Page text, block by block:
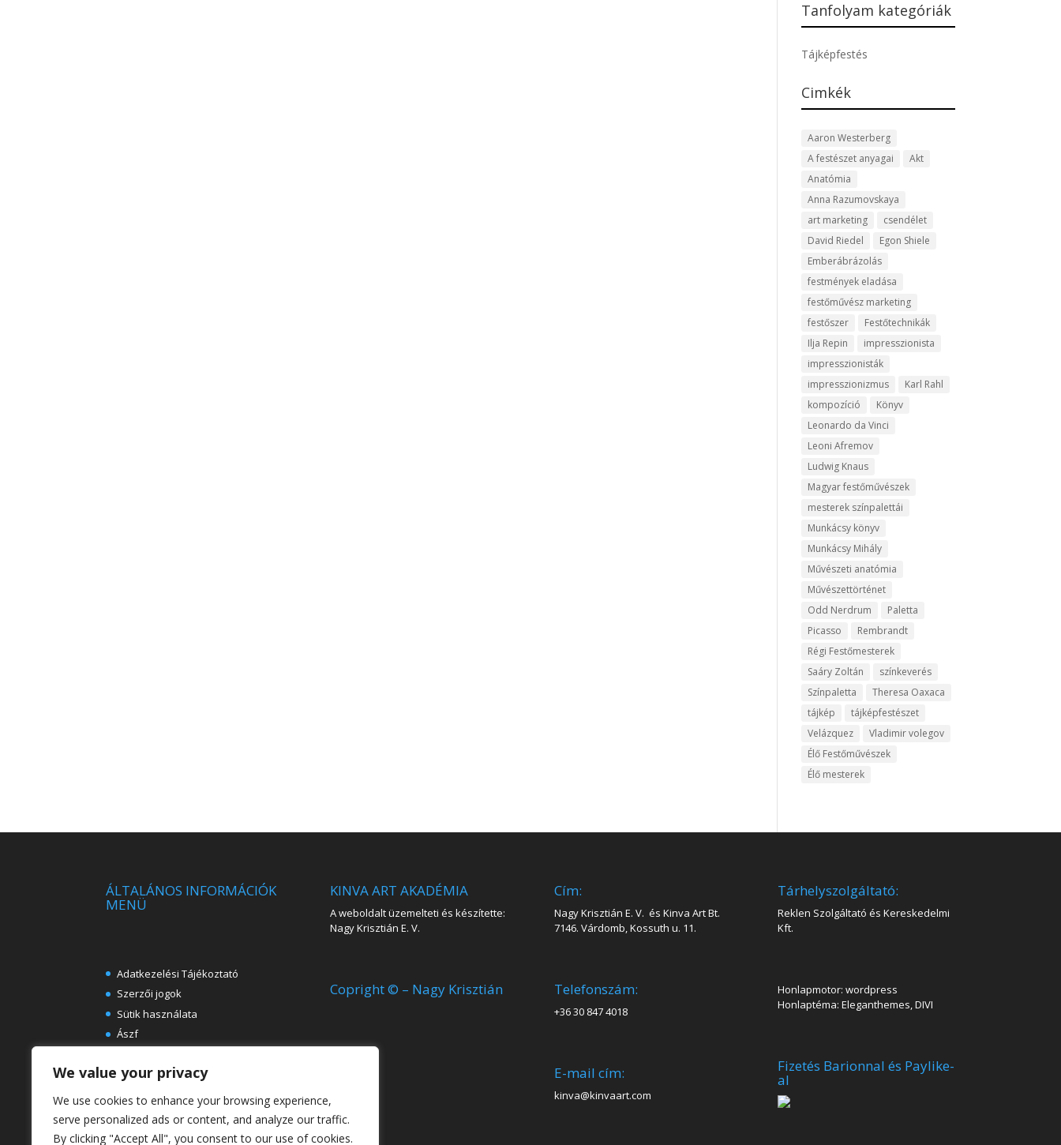
We value your privacy
We use cookies to enhance your browsing experience,
serve personalized ads or content, and analyze our traffic.
By clicking "Accept All", you consent to our use of cookies.
Tanfolyam kategóriák
Tájképfestés
Cimkék
Aaron Westerberg
A festészet anyagai
Akt
Anatómia
Anna Razumovskaya
art marketing
csendélet
David Riedel
Egon Shiele
Emberábrázolás
festmények eladása
festőművész marketing
festőszer
Festőtechnikák
Ilja Repin
impresszionista
impresszionisták
impresszionizmus
Karl Rahl
kompozíció
Könyv
Leonardo da Vinci
Leoni Afremov
Ludwig Knaus
Magyar festőművészek
mesterek színpalettái
Munkácsy könyv
Munkácsy Mihály
Művészeti anatómia
Művészettörténet
Odd Nerdrum
Paletta
Picasso
Rembrandt
Régi Festőmesterek
Saáry Zoltán
színkeverés
Színpaletta
Theresa Oaxaca
tájkép
tájképfestészet
Velázquez
Vladimir volegov
Élő Festőművészek
Élő mesterek
ÁLTALÁNOS INFORMÁCIÓK
MENÜ
Adatkezelési Tájékoztató
Szerzői jogok
Sütik használata
Ászf
Ingyenes e-könyvek festészeti
Rólunk
KINVA ART AKADÉMIA
A weboldalt üzemelteti és készítette:
Nagy Krisztián E. V.
Copright © – Nagy Krisztián
Cím:
Nagy Krisztián E. V. és Kinva Art Bt.
7146. Várdomb, Kossuth u. 11.
Telefonszám:
+36 30 847 4018
E-mail cím:
kinva@kinvaart.com
Tárhelyszolgáltató:
Reklen Szolgáltató és Kereskedelmi
Kft.
Honlapmotor: wordpress
Honlaptéma: Eleganthemes, DIVI
Fizetés Barionnal és Paylike-
al